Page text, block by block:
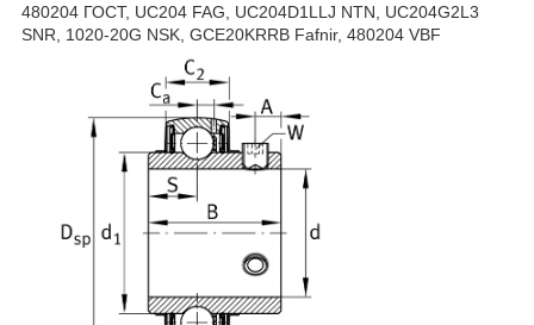
480204 ГОСТ, UC204 FAG, UC204D1LLJ NTN, UC204G2L3
SNR, 1020-20G NSK, GCE20KRRB Fafnir, 480204 VBF